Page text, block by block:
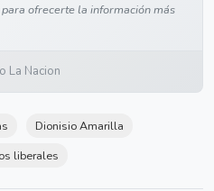
ofrecerte la información más
La Nacion
Dionisio Amarilla
liberales